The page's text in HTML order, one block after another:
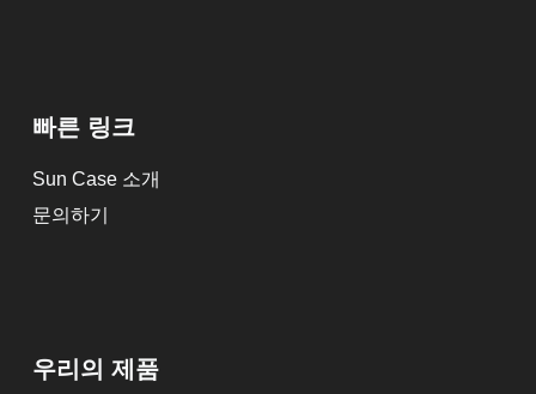
빠른 링크
Sun Case 소개
문의하기
우리의 제품